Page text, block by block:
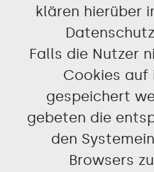
klären hierüber
Falls die Nutzer
Cookies auf
gespeichert
gebeten die
den
Browsers